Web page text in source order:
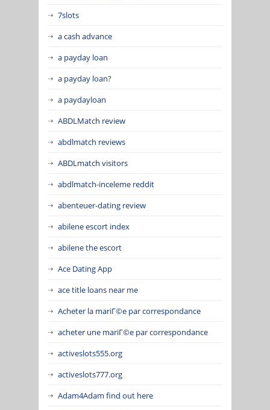
7slots
a cash advance
a payday loan
a payday loan?
a paydayloan
ABDLMatch review
abdlmatch reviews
ABDLmatch visitors
abdlmatch-inceleme reddit
abenteuer-dating review
abilene escort index
abilene the escort
Ace Dating App
ace title loans near me
Acheter la mariГ©e par correspondance
acheter une mariГ©e par correspondance
activeslots555.org
activeslots777.org
Adam4Adam find out here